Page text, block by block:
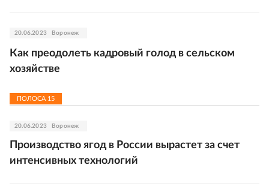
20.06.2023 Воронеж
Как преодолеть кадровый голод в сельском
хозяйстве
ПОЛОСА 15
20.06.2023 Воронеж
Производство ягод в России вырастет за счет
интенсивных технологий